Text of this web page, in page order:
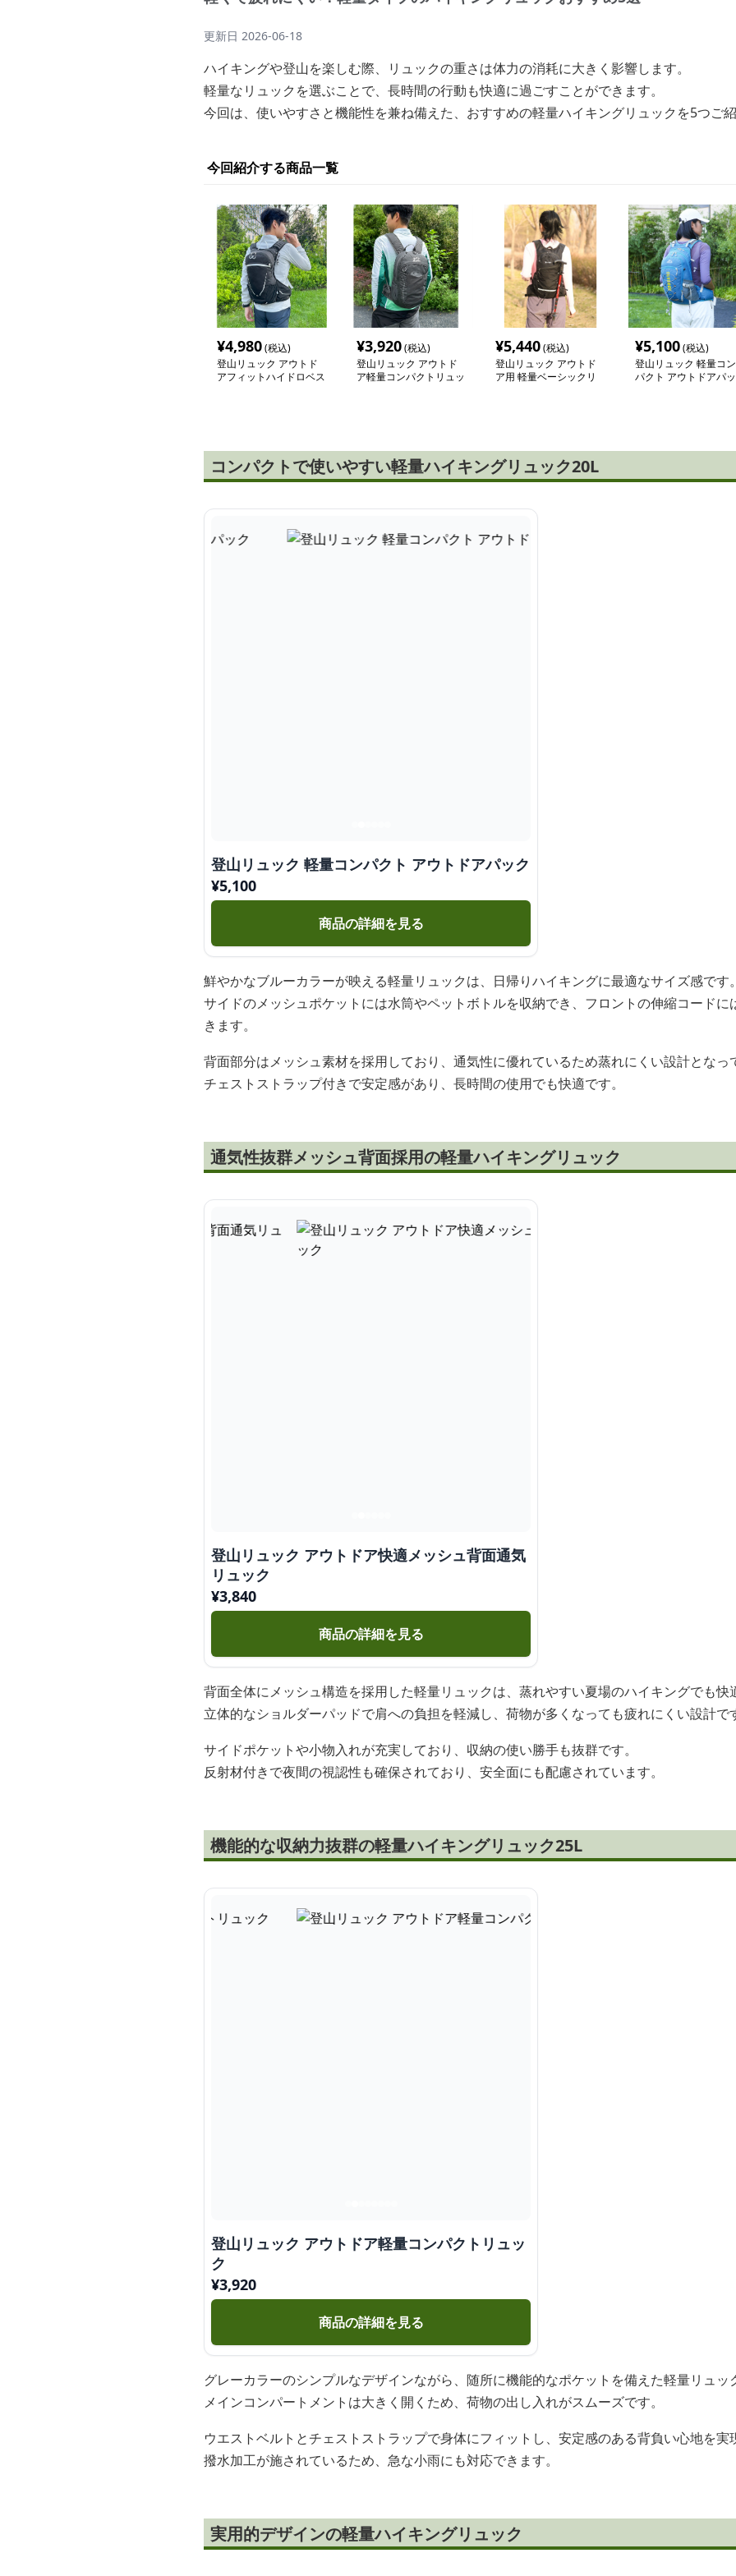
更新日 2026-06-18
ハイキングや登山を楽しむ際、リュックの重さは体力の消耗に大きく影響します。
軽量なリュックを選ぶことで、長時間の行動も快適に過ごすことができます。
今回は、使いやすさと機能性を兼ね備えた、おすすめの軽量ハイキングリュックを5つご紹
今回紹介する商品一覧
¥4,980(税込)
登山リュック アウトド
アフィットハイドロベス
¥3,920(税込)
登山リュック アウトド
ア軽量コンパクトリュッ
¥5,440(税込)
登山リュック アウトド
ア用 軽量ベーシックリ
¥5,100(税込)
登山リュック 軽量コン
パクト アウトドアパッ
コンパクトで使いやすい軽量ハイキングリュック20L
登山リュック 軽量コンパクト アウトドアパック
¥5,100
商品の詳細を見る
鮮やかなブルーカラーが映える軽量リュックは、日帰りハイキングに最適なサイズ感です。
サイドのメッシュポケットには水筒やペットボトルを収納でき、フロントの伸縮コード
きます。
背面部分はメッシュ素材を採用しており、通気性に優れているため蒸れにくい設計となっ
チェストストラップ付きで安定感があり、長時間の使用でも快適です。
通気性抜群メッシュ背面採用の軽量ハイキングリュック
登山リュック アウトドア快適メッシュ背面通気
リュック
¥3,840
商品の詳細を見る
背面全体にメッシュ構造を採用した軽量リュックは、蒸れやすい夏場のハイキングでも快
立体的なショルダーパッドで肩への負担を軽減し、荷物が多くなっても疲れにくい設計で
サイドポケットや小物入れが充実しており、収納の使い勝手も抜群です。
反射材付きで夜間の視認性も確保されており、安全面にも配慮されています。
機能的な収納力抜群の軽量ハイキングリュック25L
登山リュック アウトドア軽量コンパクトリュッ
ク
¥3,920
商品の詳細を見る
グレーカラーのシンプルなデザインながら、随所に機能的なポケットを備えた軽量リュッ
メインコンパートメントは大きく開くため、荷物の出し入れがスムーズです。
ウエストベルトとチェストストラップで身体にフィットし、安定感のある背負い心地を実
撥水加工が施されているため、急な小雨にも対応できます。
実用的デザインの軽量ハイキングリュック